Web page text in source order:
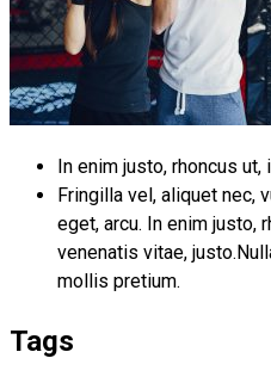
In enim justo, rhoncus ut,
Fringilla vel, aliquet nec,
eget, arcu. In enim justo,
venenatis vitae,
mollis pretium.
Tags